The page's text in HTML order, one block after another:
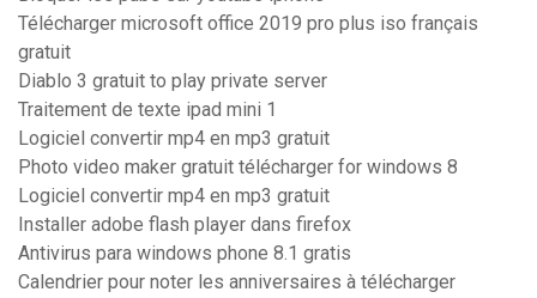
Télécharger microsoft office 2019 pro plus iso français
gratuit
Diablo 3 gratuit to play private server
Traitement de texte ipad mini 1
Logiciel convertir mp4 en mp3 gratuit
Photo video maker gratuit télécharger for windows 8
Logiciel convertir mp4 en mp3 gratuit
Installer adobe flash player dans firefox
Antivirus para windows phone 8.1 gratis
Calendrier pour noter les anniversaires à télécharger